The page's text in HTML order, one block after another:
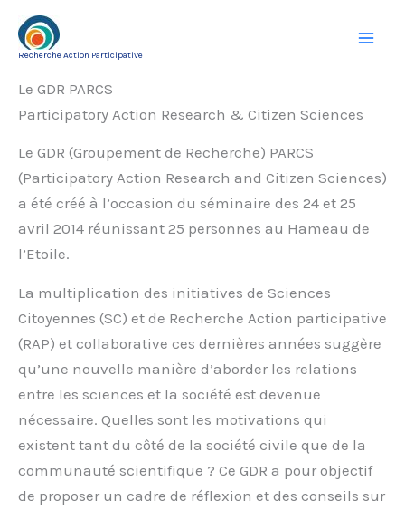
contenu
Recherche Action Participative
Le GDR PARCS
Participatory Action Research & Citizen Sciences
Le GDR (Groupement de Recherche) PARCS
(Participatory Action Research and Citizen Sciences)
a été créé à l’occasion du séminaire des 24 et 25
avril 2014 réunissant 25 personnes au Hameau de
l’Etoile.
La multiplication des initiatives de Sciences
Citoyennes (SC) et de Recherche Action participative
(RAP) et collaborative ces dernières années suggère
qu’une nouvelle manière d’aborder les relations
entre les sciences et la société est devenue
nécessaire. Quelles sont les motivations qui
existent tant du côté de la société civile que de la
communauté scientifique ? Ce GDR a pour objectif
de proposer un cadre de réflexion et des conseils sur